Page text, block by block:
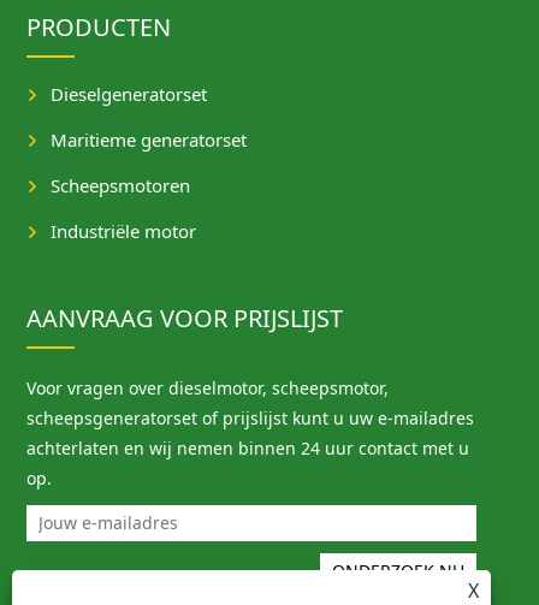
X
PRODUCTEN
Dieselgeneratorset
Maritieme generatorset
Scheepsmotoren
Industriële motor
AANVRAAG VOOR PRIJSLIJST
Voor vragen over dieselmotor, scheepsmotor,
scheepsgeneratorset of prijslijst kunt u uw e-mailadres
achterlaten en wij nemen binnen 24 uur contact met u
op.